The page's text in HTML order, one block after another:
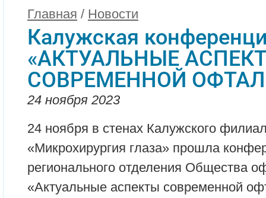
Главная / Новости
Калужская
«АКТУАЛЬНЫЕ
СОВРЕМЕННОЙ
24 ноября 2023
24 ноября в стенах Калужского
«Микрохирургия глаза» прошла
регионального отделения Общества
«Актуальные аспекты современной